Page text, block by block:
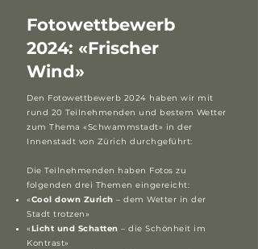
Fotowettbewerb
2024: «Frischer
Wind»
Den Fotowettbewerb 2024 haben wir mit
rund 20 Teilnehmenden und bestem Wetter
zum Thema «Schwammstadt» in der
Innenstadt von Zürich durchgeführt:
Die Teilnehmenden haben Fotos zu
folgenden drei Themen eingereicht:
«Cool down Zurich – dem Wetter in der
Stadt trotzen»
«Licht und Schatten – die Schönheit im
Kontrast»